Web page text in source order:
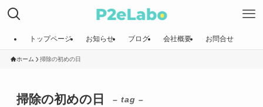
トップページ お知らせ ブログ 会社概要 お問合せ
ホーム 掃除の初めの日
掃除の初めの日 – tag –